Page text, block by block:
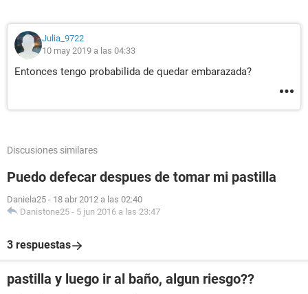
Julia_9722
10 may 2019 a las 04:33
Entonces tengo probabilida de quedar embarazada?
Discusiones similares
Puedo defecar despues de tomar mi pastilla
Daniela25 - 18 abr 2012 a las 02:40
Danistone25 - 5 jun 2016 a las 23:47
3 respuestas
pastilla y luego ir al baño, algun riesgo??